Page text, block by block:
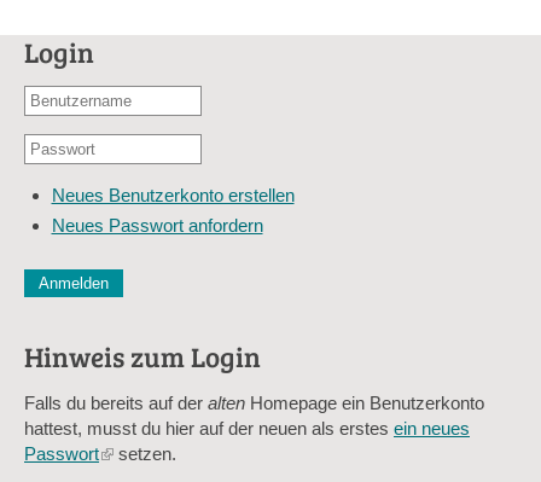
Login
Benutzername
E-
Adresse
Passwort
Neues Benutzerkonto erstellen
Neues Passwort anfordern
Diese Sicherheitsfrage überprüft, ob Sie ein menschlicher
Sag mir nicht, wie viele Sternlein stehen
Hinweis zum Login
Falls du bereits auf der alten Homepage ein Benutzerkonto
hattest, musst du hier auf der neuen als erstes ein neues
Passwort(linksetzen.